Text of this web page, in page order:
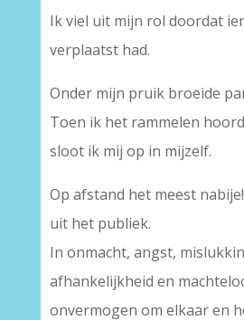
Ik viel uit mijn rol doordat
verplaatst had.
Onder mijn pruik broeide
Toen ik het rammelen
sloot ik mij op in mijzelf.
Op afstand het meest
uit het publiek.
In onmacht, angst,
afhankelijkheid en
onvermogen om elkaar en